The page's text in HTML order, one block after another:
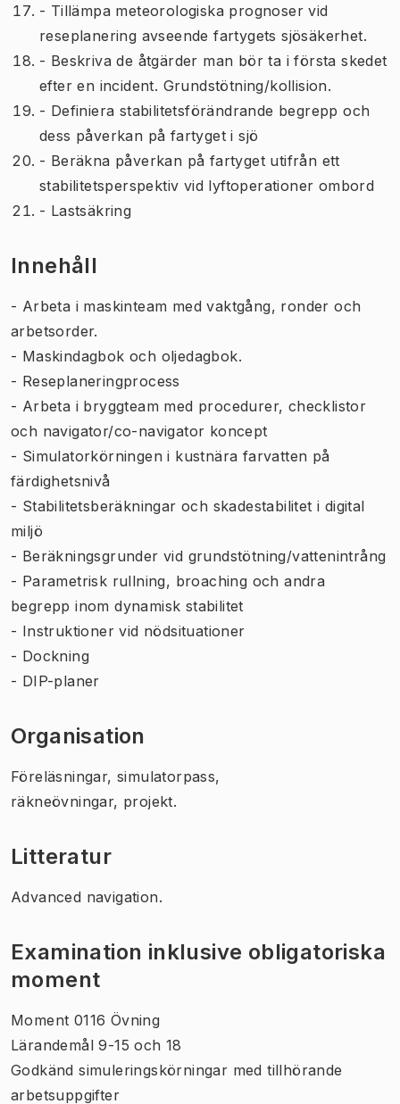
- Tillämpa meteorologiska prognoser vid
reseplanering avseende fartygets sjösäkerhet.
- Beskriva de åtgärder man bör ta i första skedet
efter en incident. Grundstötning/kollision.
- Definiera stabilitetsförändrande begrepp och
dess påverkan på fartyget i sjö
- Beräkna påverkan på fartyget utifrån ett
stabilitetsperspektiv vid lyftoperationer ombord
- Lastsäkring
Innehåll
- Arbeta i maskinteam med vaktgång, ronder och
arbetsorder.
- Maskindagbok och oljedagbok.
- Reseplaneringprocess
- Arbeta i bryggteam med procedurer, checklistor
och navigator/co-navigator koncept
- Simulatorkörningen i kustnära farvatten på
färdighetsnivå
- Stabilitetsberäkningar och skadestabilitet i digital
miljö
- Beräkningsgrunder vid grundstötning/vattenintrång
- Parametrisk rullning, broaching och andra
begrepp inom dynamisk stabilitet
- Instruktioner vid nödsituationer
- Dockning
- DIP-planer
Organisation
Föreläsningar, simulatorpass,
räkneövningar, projekt.
Litteratur
Advanced navigation.
Examination inklusive obligatoriska
moment
Moment 0116 Övning
Lärandemål 9-15 och 18
Godkänd simuleringskörningar med tillhörande
arbetsuppgifter